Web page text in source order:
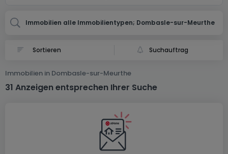
Immobilien alle Immobilientypen; Dombasle-sur-Meurthe
Suchauftrag
Immobilien in Dombasle-sur-Meurthe
31 Anzeigen entsprechen Ihrer Suche